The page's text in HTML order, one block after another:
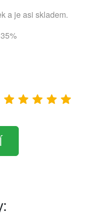
a je asi skladem.